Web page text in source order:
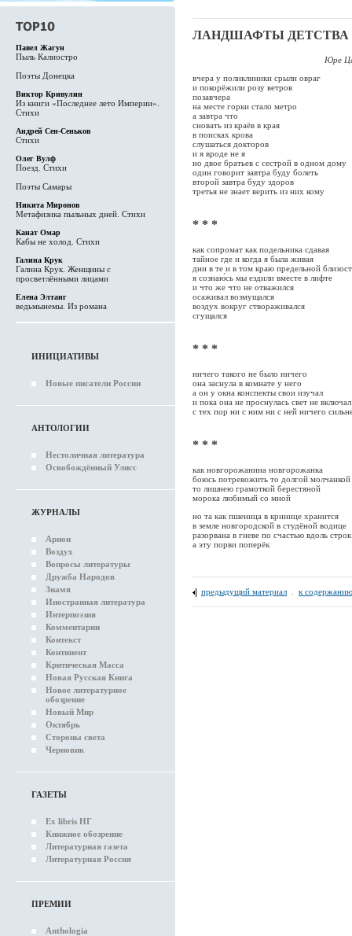
Павел Жагун
Пыль Калиостро
Поэты Донецка
Виктор Кривулин
Из книги «Последнее лето Империи».
Стихи
Андрей Сен-Сеньков
Стихи
Олег Вулф
Поезд. Стихи
Поэты Самары
Никита Миронов
Метафизика пыльных дней. Стихи
Канат Омар
Кабы не холод. Стихи
Галина Крук
Галина Крук. Женщины с
просветлёнными лицами
Елена Элтанг
ведьмынемы. Из романа
ИНИЦИАТИВЫ
Новые писатели России
АНТОЛОГИИ
Нестоличная литература
Освобождённый Улисс
ЖУРНАЛЫ
Арион
Воздух
Вопросы литературы
Дружба Народов
Знамя
Иностранная литература
Интерпоэзия
Комментарии
Контекст
Континент
Критическая Масса
Новая Русская Книга
Новое литературное
обозрение
Новый Мир
Октябрь
Стороны света
Черновик
ГАЗЕТЫ
Ex libris НГ
Книжное обозрение
Литературная газета
Литературная Россия
ПРЕМИИ
Anthologia
ЛАНДШАФТЫ ДЕТСТВА
Юре
вчера у поликлиники срыли овраг
и покорёжили розу ветров
позавчера
на месте горки стало метро
а завтра что
сновать из краёв в края
в поисках крова
слушаться докторов
и я вроде не я
но двое братьев с сестрой в одном дому
один говорит завтра буду болеть
второй завтра буду здоров
третья не знает верить из них кому
* * *
как сопромат как подельника сдавая
тайное где и когда я была живая
дни в те и в том краю предельной
я сознаю́сь мы ездили вместе в лифте
и что же что не отважился
осаживал возмущался
воздух вокруг створаживался
сгущался
* * *
ничего такого не было ничего
она заснула в комнате у него
а он у окна конспекты свои изучал
и пока она не проснулась свет не включал
с тех пор ни с ним ни с ней ничего
* * *
как новгорожанина новгорожанка
боюсь потревожить то долгой молчанкой
то лишнею грамоткой берестяной
морока любимый со мной
но та как пшеница в кринице хранится
в земле новгородской в студёной водице
разорвана в гневе по счастью вдоль строк
а эту порви поперёк
предыдущий материал к